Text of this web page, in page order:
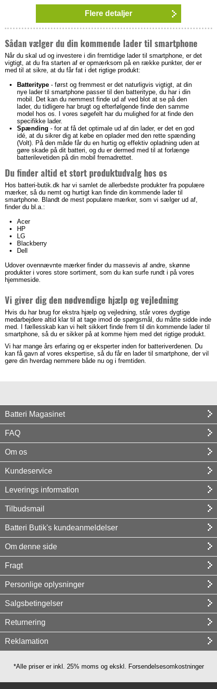
Flere detaljer
Sådan vælger du din kommende lader til smartphone
Når du skal ud og investere i din fremtidige lader til smartphone, er det
vigtigt, at du fra starten af er opmærksom på en række punkter, der er
med til at sikre, at du får fat i det rigtige produkt:
Batteritype - først og fremmest er det naturligvis vigtigt, at din
nye lader til smartphone passer til den batteritype, du har i din
mobil. Det kan du nemmest finde ud af ved blot at se på den
lader, du tidligere har brugt og efterfølgende finde den samme
model hos os. I vores søgefelt har du mulighed for at finde den
specifikke lader.
Spænding - for at få det optimale ud af din lader, er det en god
idé, at du sikrer dig at købe en oplader med den rette spænding
(Volt). På den måde får du en hurtig og effektiv opladning uden at
gøre skade på dit batteri, og du er dermed med til at forlænge
batterilevetiden på din mobil fremadrettet.
Du finder altid et stort produktudvalg hos os
Hos batteri-butik.dk har vi samlet de allerbedste produkter fra populære
mærker, så du nemt og hurtigt kan finde din kommende lader til
smartphone. Blandt de mest populære mærker, som vi sælger ud af,
finder du bl.a.:
Acer
HP
LG
Blackberry
Dell
Udover ovennævnte mærker finder du massevis af andre, skønne
produkter i vores store sortiment, som du kan surfe rundt i på vores
hjemmeside.
Vi giver dig den nødvendige hjælp og vejledning
Hvis du har brug for ekstra hjælp og vejledning, står vores dygtige
medarbejdere altid klar til at tage imod de spørgsmål, du måtte sidde inde
med. I fællesskab kan vi helt sikkert finde frem til din kommende lader til
smartphone, så du er sikker på at komme hjem med det rigtige produkt.
Vi har mange års erfaring og er eksperter inden for batteriverdenen. Du
kan få gavn af vores ekspertise, så du får en lader til smartphone, der vil
gøre din hverdag nemmere både nu og i fremtiden.
Batteri Magasinet
FAQ
Om os
Kundeservice
Leverings information
Tilbudsmail
Batteri Butik's kundeanmeldelser
Om denne side
Fragt
Personlige oplysninger
Salgsbetingelser
Returnering
Reklamation
*Alle priser er inkl. 25% moms og ekskl. Forsendelsesomkostninger